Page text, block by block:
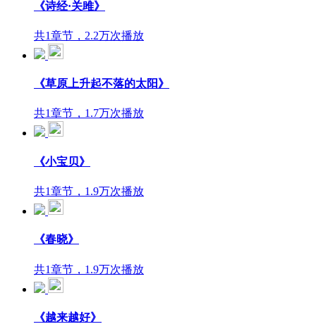
《诗经​·关雎》
共1章节，2.2万次播放
《草原上升起不落的太阳》
共1章节，1.7万次播放
《小宝贝》
共1章节，1.9万次播放
《春晓》
共1章节，1.9万次播放
《越来越好》